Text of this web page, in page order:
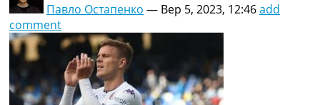
Павло Остапенко — Вер 5, 2023, 12:46add
comment